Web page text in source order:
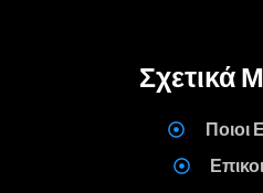
Σχετικά
Ποιοι